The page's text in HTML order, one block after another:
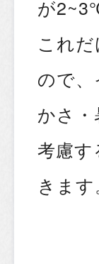
が
これ
ので
かさ
考慮
きます